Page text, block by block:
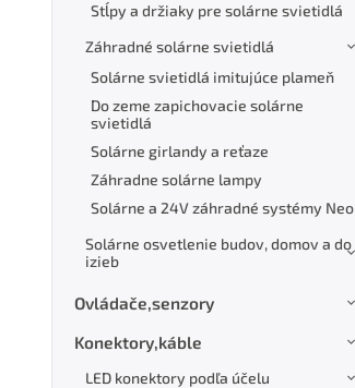
Stĺpy a držiaky pre solárne svietidlá
Záhradné solárne svietidlá
Solárne svietidlá imitujúce plameň
Do zeme zapichovacie solárne
svietidlá
Solárne girlandy a reťaze
Záhradne solárne lampy
Solárne a 24V záhradné systémy Neo
Solárne osvetlenie budov, domov a do
izieb
Ovládače,senzory
Konektory,káble
LED konektory podľa účelu